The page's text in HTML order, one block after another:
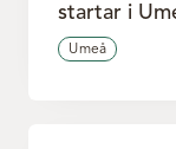
startar i
Umeå